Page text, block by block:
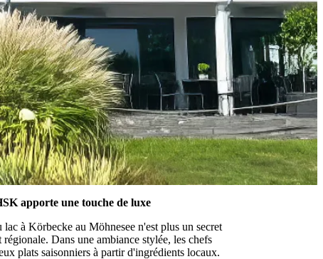
apporte une touche de luxe
à Körbecke au Möhnesee n'est plus un secret
Dans une ambiance stylée, les chefs
plats saisonniers à partir d'ingrédients locaux.